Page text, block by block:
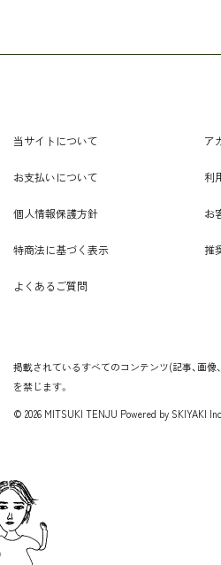
当サイトについて ア
お支払いについて 利
個人情報保護方針 お
特商法に基づく表示 推
よくあるご質問
掲載されているすべてのコンテンツ(記事、画
を禁じます。
© 2026 MITSUKI TENJU Powered by SKIYAKI Inc.